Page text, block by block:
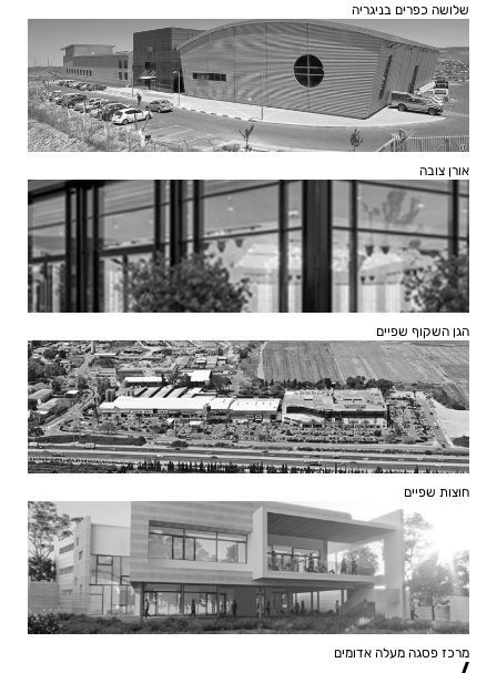
שלושה כפרים בניגריה
אורן צובה
הגן השקוף שפיים
חוצות שפיים
מרכז פסגה מעלה אדומים